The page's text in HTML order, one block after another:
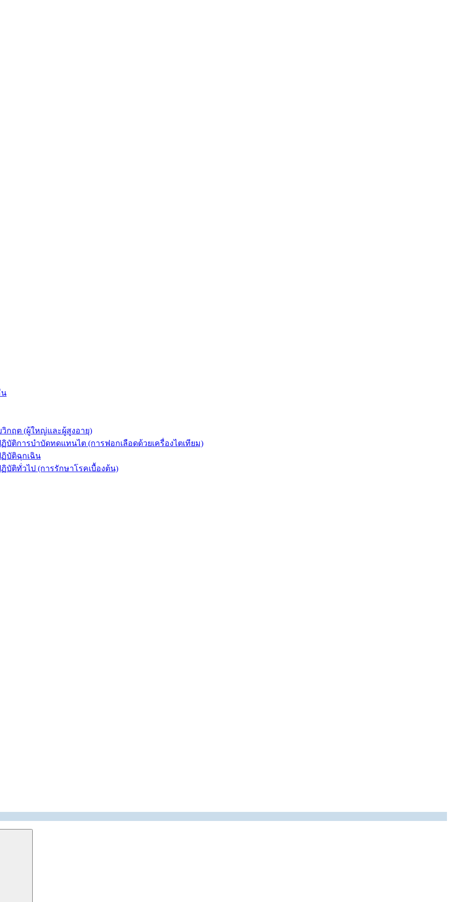
น
กฤต (ผู้ใหญ่และผู้สูงอายุ)
ติการบำบัดทดแทนไต (การฟอกเลือดด้วยเครื่องไตเทียม)
ฏิบัติฉุกเฉิน
บัติทั่วไป (การรักษาโรคเบื้องต้น)